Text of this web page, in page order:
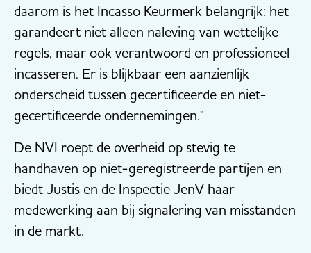
daarom is het Incasso Keurmerk belangrijk: het
garandeert niet alleen naleving van wettelijke
regels, maar ook verantwoord en professioneel
incasseren. Er is blijkbaar een aanzienlijk
onderscheid tussen gecertificeerde en niet-
gecertificeerde ondernemingen."
De NVI roept de overheid op stevig te
handhaven op niet-geregistreerde partijen en
biedt Justis en de Inspectie JenV haar
medewerking aan bij signalering van misstanden
in de markt.